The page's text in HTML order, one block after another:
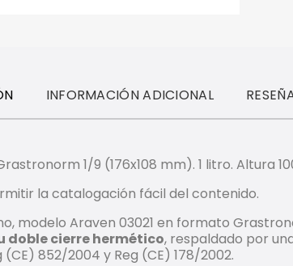
INFORMACIÓN ADICIONAL
1/9 (176x108 mm). 1 litro. Altura
la catalogación fácil del contenido.
modelo Araven 03021 en formato
doble cierre hermético, respaldado por
852/2004 y Reg (CE) 178/2002.